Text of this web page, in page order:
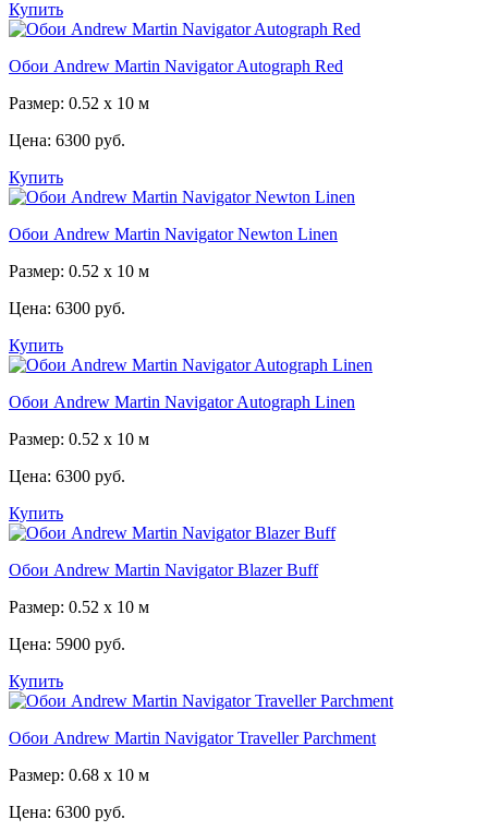
Купить
Обои Andrew Martin Navigator Autograph Red
Размер: 0.52 x 10 м
Цена: 6300 руб.
Купить
Обои Andrew Martin Navigator Newton Linen
Размер: 0.52 x 10 м
Цена: 6300 руб.
Купить
Обои Andrew Martin Navigator Autograph Linen
Размер: 0.52 x 10 м
Цена: 6300 руб.
Купить
Обои Andrew Martin Navigator Blazer Buff
Размер: 0.52 x 10 м
Цена: 5900 руб.
Купить
Обои Andrew Martin Navigator Traveller Parchment
Размер: 0.68 x 10 м
Цена: 6300 руб.